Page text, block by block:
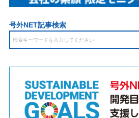
号外NET記事検索